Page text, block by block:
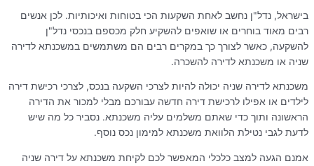
בישראל, נדל"ן נחשב לאחת השקעות הכי בטוחות ואיכותיות. לכן אנשים
רבים מאוד בוחרים או שואפים להשקיע חלק מכספם בנכסי נדל"ן
להשקעה, כאשר לצורך כך במקרים רבים הם משתמשים במשכנתא לדירה
שניה או משכנתא לדירה להשכרה.
משכנתא לדירה שניה יכולה להיות לצרכי השקעה בנכס, לצרכי רכישת דירה
לילדים או אפילו לרכישת דירה חדשה עבורכם מבלי למכור את הדירה
הראשונה ותוך כדי שאתם משלמים עליה משכנתא. נסביר כל מה שיש
לדעת לגבי נטילת הלוואת משכנתא למימון נכס נוסף.
אמנם הגעה למצב כלכלי המאפשר לכם לקיחת משכנתא על דירה שניה